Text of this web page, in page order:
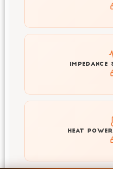
IMPEDANCE
Explore impedance
HEAT
Explore heat generation
temperatures and